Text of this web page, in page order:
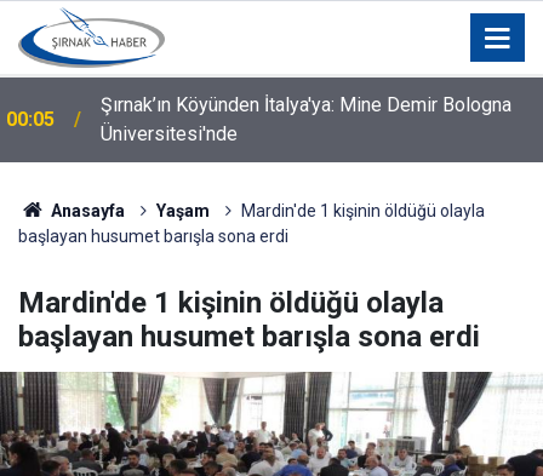
00:04
Silopi İçin Kurumlar ve STK'lar Bir Araya Geldi: Hangi
Talepler Gündeme Geldi?
Anasayfa Yaşam
Mardin'de 1 kişinin öldüğü olayla
başlayan husumet barışla sona erdi
Mardin'de 1 kişinin öldüğü olayla
başlayan husumet barışla sona erdi